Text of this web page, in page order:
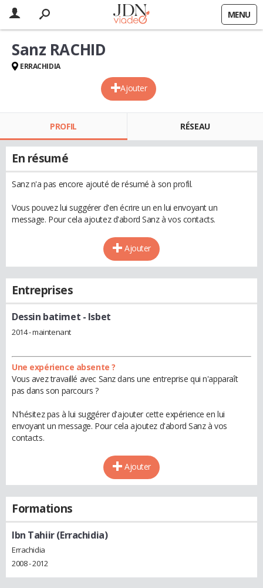
MENU
Ajouter
Sanz RACHID
ERRACHIDIA
PROFIL RÉSEAU
En résumé
Sanz n'a pas encore ajouté de résumé à son profil.
Vous pouvez lui suggérer d'en écrire un en lui envoyant un
message. Pour cela ajoutez d'abord Sanz à vos contacts.
Ajouter
Entreprises
Dessin batimet - Isbet
2014 - maintenant
Une expérience absente ?
Vous avez travaillé avec Sanz dans une entreprise qui n'apparaît
pas dans son parcours ?
N'hésitez pas à lui suggérer d'ajouter cette expérience en lui
envoyant un message. Pour cela ajoutez d'abord Sanz à vos
contacts.
Ajouter
Formations
Ibn Tahiir (Errachidia)
Errachidia
2008 - 2012